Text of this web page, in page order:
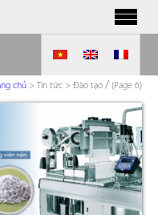
chủ > Tin tức > Đào tạo / (Page 6)